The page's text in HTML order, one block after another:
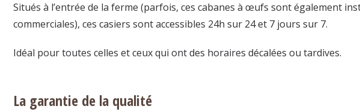
Situés à l’entrée de la ferme (parfois, ces cabanes à œufs sont également
commerciales), ces casiers sont accessibles 24h sur 24 et 7 jours sur 7.
Idéal pour toutes celles et ceux qui ont des horaires décalées ou tardives.
La garantie de la qualité